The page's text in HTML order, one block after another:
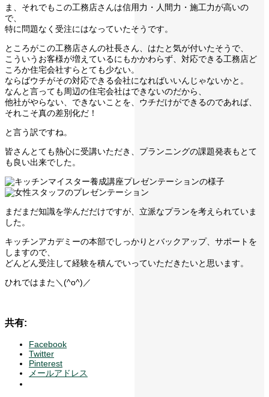
ま、それでもこの工務店さんは信用力・人間力・施工力が高いの
で、
特に問題なく受注にはなっていたそうです。
ところがこの工務店さんの社長さん、はたと気が付いたそうで、
こういうお客様が増えているにもかかわらず、対応できる工務店ど
ころか住宅会社すらとても少ない。
ならばウチがその対応できる会社になればいいんじゃないかと。
なんと言っても周辺の住宅会社はできないのだから、
他社がやらない、できないことを、ウチだけができるのであれば、
それこそ真の差別化だ！
と言う訳ですね。
皆さんとても熱心に受講いただき、プランニングの課題発表もとて
も良い出来でした。
まだまだ知識を学んだだけですが、立派なプランを考えられていま
した。
キッチンアカデミーの本部でしっかりとバックアップ、サポートを
しますので、
どんどん受注して経験を積んでいっていただきたいと思います。
ひれではまた＼(^o^)／
共有:
Facebook
Twitter
Pinterest
メールアドレス